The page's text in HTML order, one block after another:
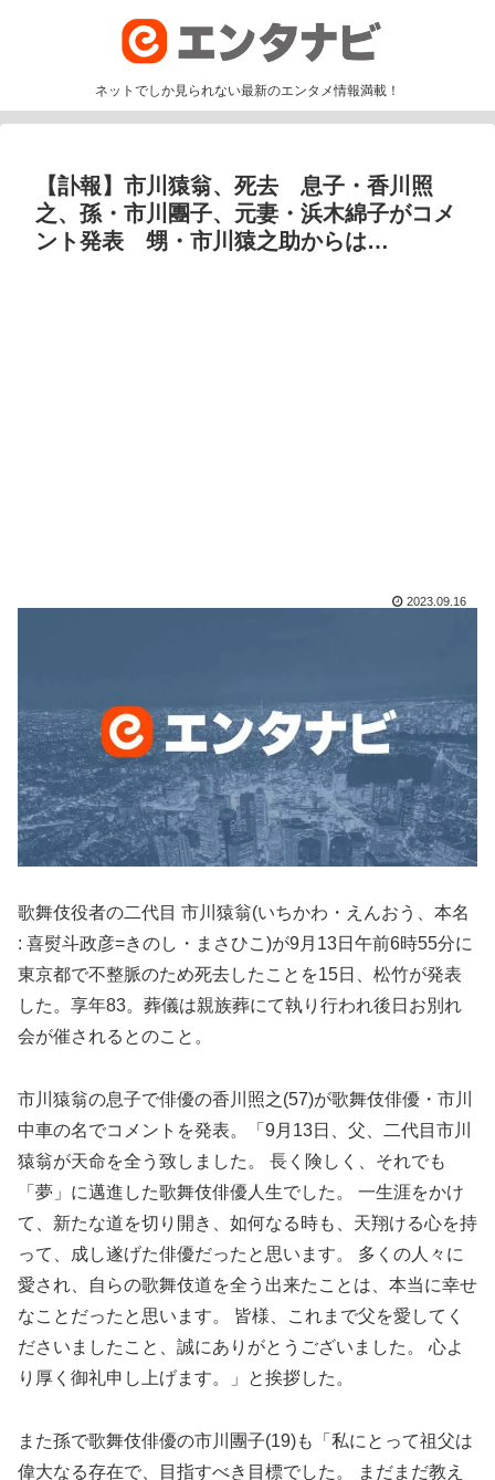
ネットでしか見られない最新のエンタメ情報満載！
【訃報】市川猿翁、死去 息子・香川照
之、孫・市川團子、元妻・浜木綿子がコメ
ント発表 甥・市川猿之助からは…
2023.09.16
歌舞伎役者の二代目 市川猿翁(いちかわ・えんおう、本名
: 喜熨斗政彦=きのし・まさひこ)が9月13日午前6時55分に
東京都で不整脈のため死去したことを15日、松竹が発表
した。享年83。葬儀は親族葬にて執り行われ後日お別れ
会が催されるとのこと。
市川猿翁の息子で俳優の香川照之(57)が歌舞伎俳優・市川
中車の名でコメントを発表。「9月13日、父、二代目市川
猿翁が天命を全う致しました。 長く険しく、それでも
「夢」に邁進した歌舞伎俳優人生でした。 一生涯をかけ
て、新たな道を切り開き、如何なる時も、天翔ける心を持
って、成し遂げた俳優だったと思います。 多くの人々に
愛され、自らの歌舞伎道を全う出来たことは、本当に幸せ
なことだったと思います。 皆様、これまで父を愛してく
ださいましたこと、誠にありがとうございました。 心よ
り厚く御礼申し上げます。」と挨拶した。
また孫で歌舞伎俳優の市川團子(19)も「私にとって祖父は
偉大なる存在で、目指すべき目標でした。 まだまだ教え